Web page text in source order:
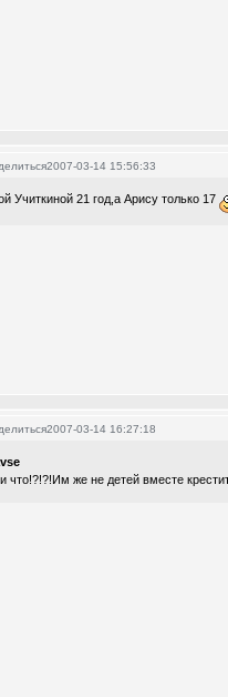
2007-03-14 15:56:33
Учиткиной 21 год,а Арису только 17
2007-03-14 16:27:18
что!?!?!Им же не детей вместе